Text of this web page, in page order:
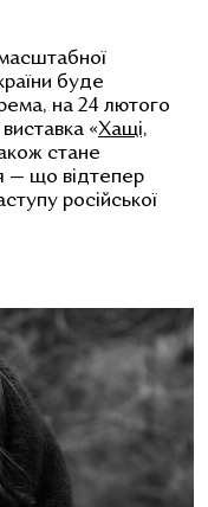
буде
на 24 лютого
«Хащі,
стане
— що відтепер
російської